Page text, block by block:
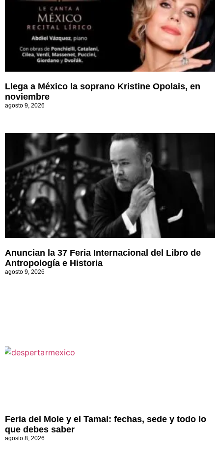
Llega a México la soprano Kristine Opolais, en
noviembre
agosto 9, 2026
Anuncian la 37 Feria Internacional del Libro de
Antropología e Historia
agosto 9, 2026
Feria del Mole y el Tamal: fechas, sede y todo lo
que debes saber
agosto 8, 2026